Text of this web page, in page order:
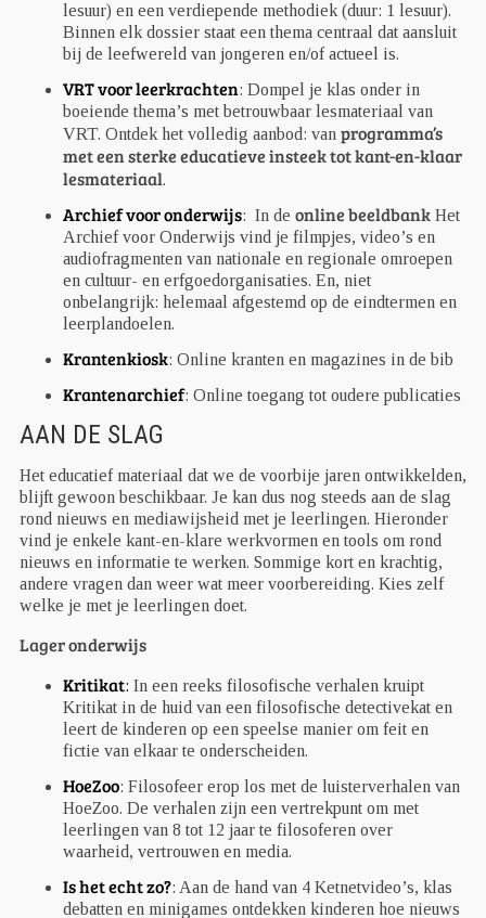
lesuur) en een verdiepende methodiek (duur: 1 lesuur).
Binnen elk dossier staat een thema centraal dat aansluit
bij de leefwereld van jongeren en/of actueel is.
VRT voor leerkrachten: Dompel je klas onder in
boeiende thema’s met betrouwbaar lesmateriaal van
VRT. Ontdek het volledig aanbod: van programma’s
met een sterke educatieve insteek tot kant-en-klaar
lesmateriaal.
Archief voor onderwijs: In de online beeldbank Het
Archief voor Onderwijs vind je filmpjes, video’s en
audiofragmenten van nationale en regionale omroepen
en cultuur- en erfgoedorganisaties. En, niet
onbelangrijk: helemaal afgestemd op de eindtermen en
leerplandoelen.
Krantenkiosk: Online kranten en magazines in de bib
Krantenarchief: Online toegang tot oudere publicaties
AAN DE SLAG
Het educatief materiaal dat we de voorbije jaren ontwikkelden,
blijft gewoon beschikbaar. Je kan dus nog steeds aan de slag
rond nieuws en mediawijsheid met je leerlingen. Hieronder
vind je enkele kant-en-klare werkvormen en tools om rond
nieuws en informatie te werken. Sommige kort en krachtig,
andere vragen dan weer wat meer voorbereiding. Kies zelf
welke je met je leerlingen doet.
Lager onderwijs
Kritikat: In een reeks filosofische verhalen kruipt
Kritikat in de huid van een filosofische detectivekat en
leert de kinderen op een speelse manier om feit en
fictie van elkaar te onderscheiden.
HoeZoo: Filosofeer erop los met de luisterverhalen van
HoeZoo. De verhalen zijn een vertrekpunt om met
leerlingen van 8 tot 12 jaar te filosoferen over
waarheid, vertrouwen en media.
Is het echt zo?: Aan de hand van 4 Ketnetvideo’s, klas
debatten en minigames ontdekken kinderen hoe nieuws